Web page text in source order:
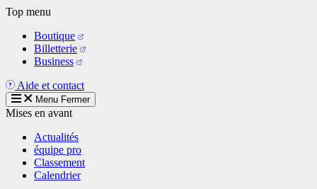
Aller
contenu
principal
Top menu
Boutique
Billetterie
Business
Aide et contact
Menu Fermer
Mises en avant
Actualités
équipe pro
Classement
Calendrier